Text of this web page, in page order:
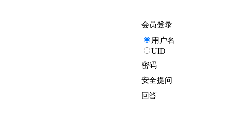
会员登录
用户名
UID
密码
安全提问
回答